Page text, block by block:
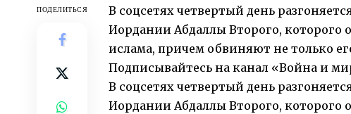
ПОДЕЛИТЬСЯ
В соцсетях четвертый день
Иордании Абдаллы Второго, которого
ислама, причем обвиняют не только
Подписывайтесь на канал «Война и
В соцсетях четвертый день
Иордании Абдаллы Второго, которого